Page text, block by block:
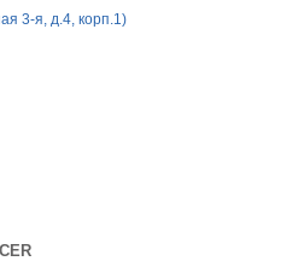
3-я, д.4, корп.1)